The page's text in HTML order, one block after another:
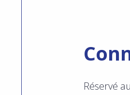
Réservé